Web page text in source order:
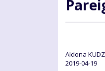
Aldona
2019-04-19